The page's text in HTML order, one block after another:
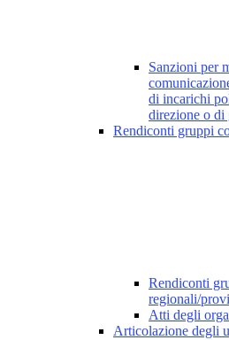
Sanzioni per
di incarichi
direzione o di
Rendiconti gruppi
Rendiconti
regionali/
Atti degli
Articolazione degli